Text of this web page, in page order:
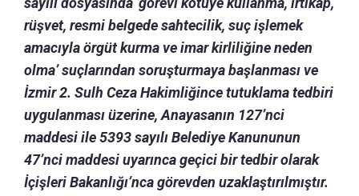
rüşvet, resmi belgede sahtecilik, suç işlemek
amacıyla örgüt kurma ve imar kirliliğine neden
olma’ suçlarından soruşturmaya başlanması ve
İzmir 2. Sulh Ceza Hakimliğince tutuklama tedbiri
uygulanması üzerine, Anayasanın 127’nci
maddesi ile 5393 sayılı Belediye Kanununun
47’nci maddesi uyarınca geçici bir tedbir olarak
İçişleri Bakanlığı’nca görevden uzaklaştırılmıştır.